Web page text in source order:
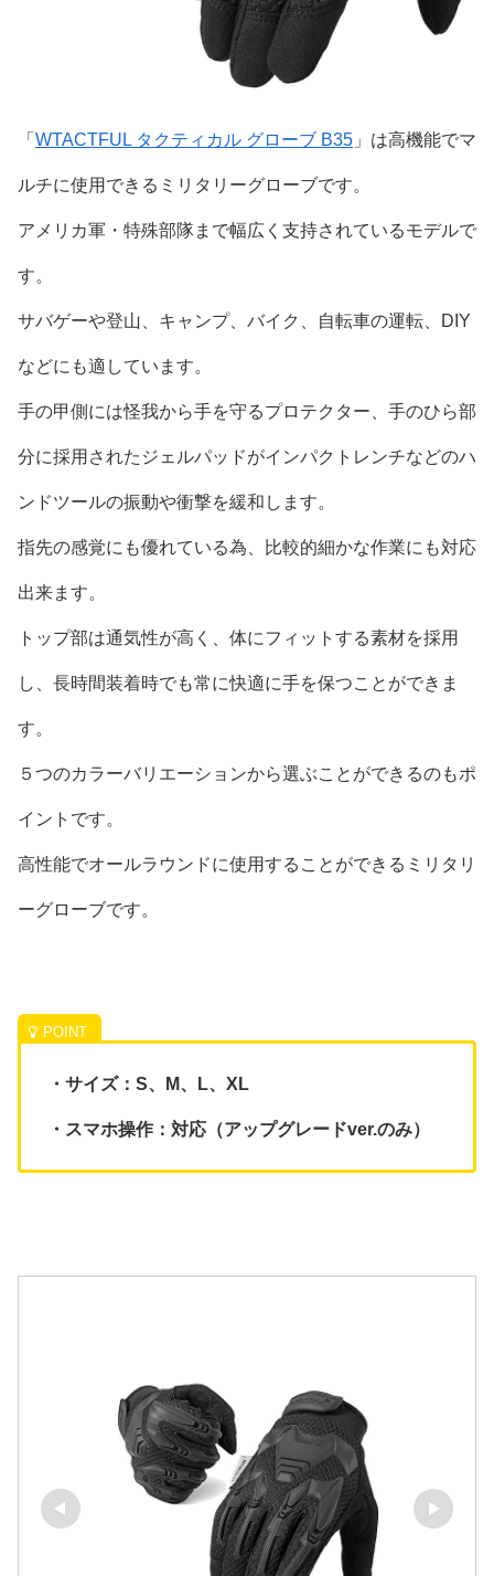
「 WTACTFUL タクティカル グローブ B35 」は高機能でマ
ルチに使用できるミリタリーグローブです。
アメリカ軍・特殊部隊まで幅広く支持されているモデルで
す。
サバゲーや登山、キャンプ、バイク、自転車の運転、DIY
などにも適しています。
手の甲側には怪我から手を守るプロテクター、手のひら部
分に採用されたジェルパッドがインパクトレンチなどのハ
ンドツールの振動や衝撃を緩和します。
指先の感覚にも優れている為、比較的細かな作業にも対応
出来ます。
トップ部は通気性が高く、体にフィットする素材を採用
し、長時間装着時でも常に快適に手を保つことができま
す。
５つのカラーバリエーションから選ぶことができるのもポ
イントです。
高性能でオールラウンドに使用することができるミリタリ
ーグローブです。
・サイズ：S、M、L、XL
・スマホ操作：対応（アップグレードver.のみ）